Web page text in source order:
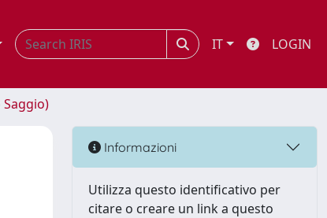
IT LOGIN
Informazioni
Utilizza questo identificativo per
citare o creare un link a questo